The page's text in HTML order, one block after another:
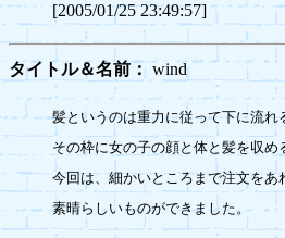
[2005/01/25 23:49:57]
タイトル＆名前：wind
髪というのは重力に従って下に流れ
その枠に女の子の顔と体と髪を収め
今回は、細かいところまで注文を
素晴らしいものができました。